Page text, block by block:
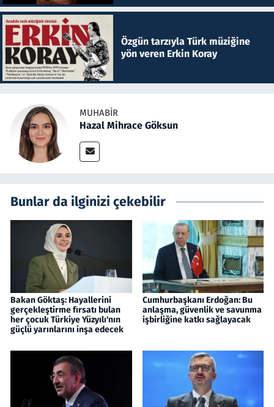
Özgün tarzıyla Türk müziğine
yön veren Erkin Koray
MUHABIR
Hazal Mihrace Göksun
Bunlar da ilginizi çekebilir
Bakan Göktaş: Hayallerini
gerçekleştirme fırsatı bulan
her çocuk Türkiye Yüzyılı'nın
güçlü yarınlarını inşa edecek
Cumhurbaşkanı Erdoğan: Bu
anlaşma, güvenlik ve savunma
işbirliğine katkı sağlayacak